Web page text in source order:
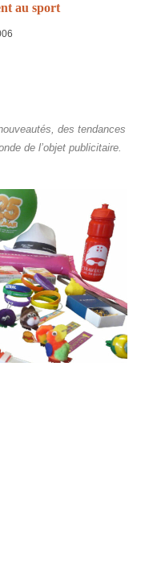
au sport
des tendances
de l’objet publicitaire.